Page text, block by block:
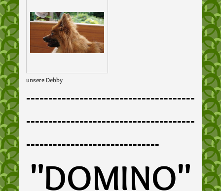
unsere Debby
--------------------------------------
--------------------------------------
------------------------------
"DOMINO"